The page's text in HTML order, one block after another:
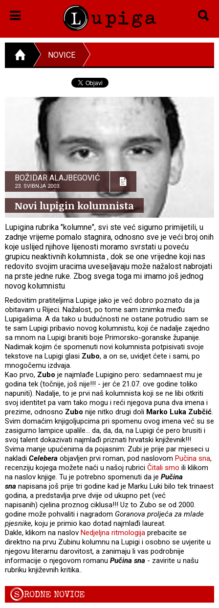
NOVICE
BOŽIDAR ALAJBEGOVIĆ
23. SVIBNJA 2003.
Novi lupigin kolumnista
Lupigina rubrika "kolumne", svi ste već sigurno primijetili, u
zadnje vrijeme pomalo stagnira, odnosno sve je veći broj onih
koje uslijed njihove lijenosti moramo svrstati u poveću
grupicu neaktivnih kolumnista , dok se one vrijedne koji nas
redovito svojim uracima uveseljavaju može nažalost nabrojati
na prste jedne ruke. Zbog svega toga mi imamo još jednog
novog kolumnistu
Redovitim pratiteljima Lupige jako je već dobro poznato da ja
obitavam u Rijeci. Nažalost, po tome sam iznimka među
Lupigašima. A da tako u budućnosti ne ostane potrudio sam se
te sam Lupigi pribavio novog kolumnistu, koji će nadalje zajedno
sa mnom na Lupigi braniti boje Primorsko-goranske županije.
Nadimak kojim će spomenuti novi kolumnista potpisivati svoje
tekstove na Lupigi glasi Zubo, a on se, uvidjet ćete i sami, po
mnogočemu izdvaja.
Kao prvo, Zubo je najmlađe Lupigino pero: sedamnaest mu je
godina tek (točnije, još nije!!! - jer će 21.07. ove godine toliko
napuniti). Nadalje, to je prvi naš kolumnista koji se ne libi otkriti
svoj identitet pa vam tako mogu i reći njegova puna dva imena i
prezime, odnosno Zubo nije nitko drugi doli Marko Luka Zubčić.
Svim domaćim knjigoljupcima pri spomenu ovog imena već su se
zasigurno lampice upalile... da, da, da, na Lupigi će pero brusiti i
svoj talent dokazivati najmlađi priznati hrvatski književnik!!!
Svima manje upućenima da pojasnim: Zubi je prije par mjeseci u
nakladi Celebera objavljen prvi roman, pod naslovom Pučina sna,
recenziju kojega možete naći u našoj rubrici Čitali smo ili klikom
na naslov knjige. Tu je potrebno spomenuti da je Pučina
sna napisana još prije tri godine kad je Marku Luki bilo tek trinaest
godina, a predstavlja prve dvije od ukupno pet (već
napisanih) cjelina proznog ciklusa!!! Uz to Zubo se od 2000.
godine može pohvaliti i nagradom Goranova proljeća za mlade
pjesnike, koju je primio kao dotad najmlađi laureat.
Dakle, klikom na naslov Nedjeljna ritmologija prebacite se
direktno na prvu Zubinu kolumnu na Lupigi i osobno se uvjerite u
njegovu literarnu darovitost, a zanimaju li vas podrobnije
informacije o njegovom romanu Pučina sna - zavirite u našu
rubriku književnih kritika..
SRODNE NOVICE